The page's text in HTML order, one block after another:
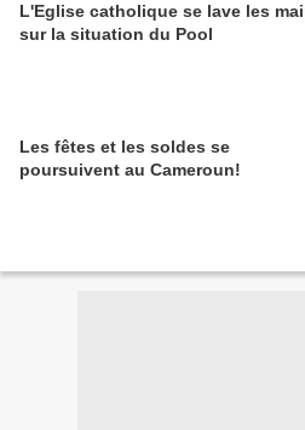
L'Eglise catholique se lave les
sur la situation du Pool
Les fêtes et les soldes se
poursuivent au Cameroun!